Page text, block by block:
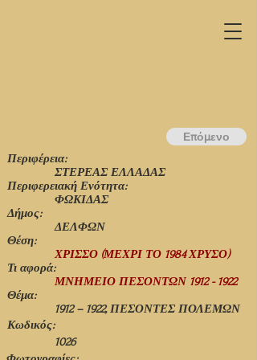
Περιφέρεια:
ΦΩΚΙΔΑΣ
ΣΤΕΡΕΑΣ ΕΛΛΑΔΑΣ
Περιφερειακή Ενότητα:
ΔΕΛΦΩΝ
Δήμος:
Θέση:
ΧΡΙΣΣΟ (ΜΕΧΡΙ ΤΟ 1984 ΧΡΥΣΟ)
Τι αφορά:
ΜΝΗΜΕΙΟ ΠΕΣΟΝΤΩΝ 1912 - 1922
Θέμα:
1912 – 1922, ΠΕΣΟΝΤΕΣ ΠΟΛΕΜΩΝ
Κωδικός:
1026
Επόμενο